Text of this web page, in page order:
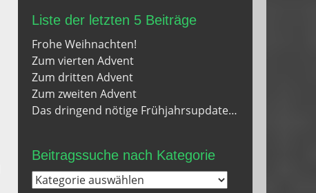
Liste der letzten 5 Beiträge
Frohe Weihnachten!
Zum vierten Advent
Zum dritten Advent
Zum zweiten Advent
Das dringend nötige Frühjahrsupdate…
Beitragssuche nach Kategorie
Beitragssuche